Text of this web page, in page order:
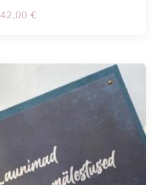
42,00 €